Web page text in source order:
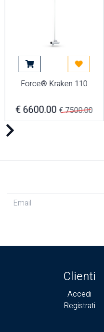
tardiAggiungi al carrello
Force® Kraken 110
€ 6600.00 € 7500.00
Clienti
Accedi
Registrati